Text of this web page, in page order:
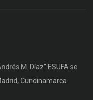
M. Díaz" ESUFA se
Cundinamarca